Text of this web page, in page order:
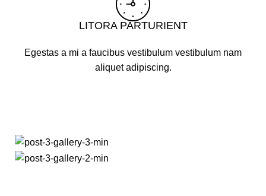
LITORA PARTURIENT
Egestas a mi a faucibus vestibulum vestibulum nam
aliquet adipiscing.